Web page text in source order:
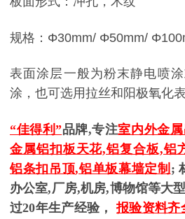
规格：Φ30mm/ Φ50mm/
表面涂层一般为粉末静电喷
涂，也可选用拉丝和阳极氧化
“佳得利”品牌,专注室内外金
金属铝扣板天花,铝复合板,铝
铝条扣吊顶,铝单板幕墙定制 ;
办公室,厂房,机房,博物馆等大
过20年生产经验，报验资料齐